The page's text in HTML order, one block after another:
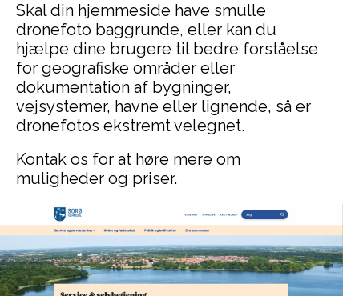
Skal din hjemmeside have smulle
dronefoto baggrunde, eller kan du
hjælpe dine brugere til bedre forståelse
for geografiske områder eller
dokumentation af bygninger,
vejsystemer, havne eller lignende, så er
dronefotos ekstremt velegnet.
Kontak os for at høre mere om
muligheder og priser.